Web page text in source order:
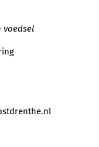
voedsel